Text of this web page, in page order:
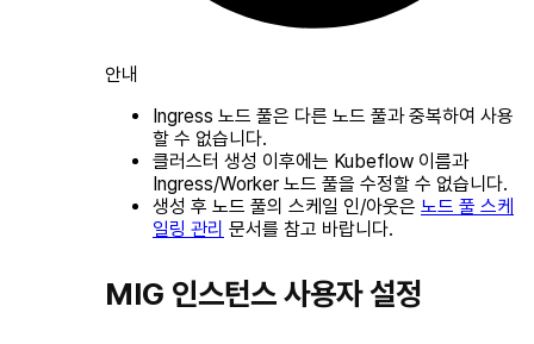
안내
Ingress 노드 풀은 다른 노드 풀과 중복하여 사용
할 수 없습니다.
클러스터 생성 이후에는 Kubeflow 이름과
Ingress/Worker 노드 풀을 수정할 수 없습니다.
생성 후 노드 풀의 스케일 인/아웃은 노드 풀 스케
일링 관리 문서를 참고 바랍니다.
MIG 인스턴스 사용자 설정